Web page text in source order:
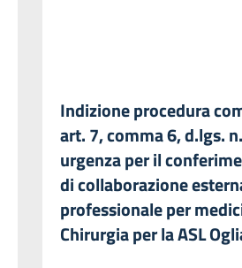
Indizione procedura
art. 7, comma 6, d.lgs.
urgenza per il
di collaborazione
professionale per
Chirurgia per la ASL